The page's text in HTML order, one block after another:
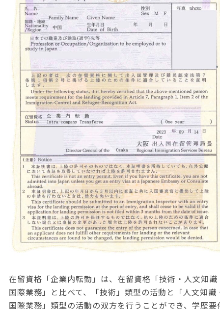
在留資格「企業内転勤」は、在留資格「技術・人文知識
国際業務」と比べて、「技術」類型の活動と「人文知識
国際業務」類型の活動の双方を行うことができ、学歴要